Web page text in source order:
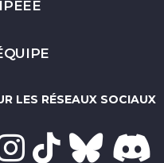
LES RÉSEAUX SOCIAUX